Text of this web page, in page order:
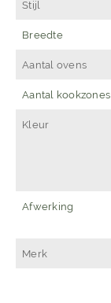
Stijl
Breedte
Aantal ovens
Aantal kookzones
Kleur
Afwerking
Merk